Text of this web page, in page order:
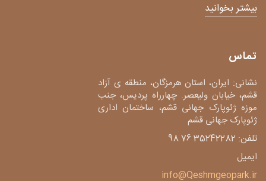
بیشتر بخوانید
تماس
نشانی: ایران، استان هرمزگان، منطقه ی آزاد
قشم، خیابان ولیعصر. چهارراه پردیس، جنب
موزه ژئوپارک جهانی قشم، ساختمان اداری
ژئوپارک جهانی قشم
تلفن: 35242282 76 98
ایمیل
info@Qeshmgeopark.ir